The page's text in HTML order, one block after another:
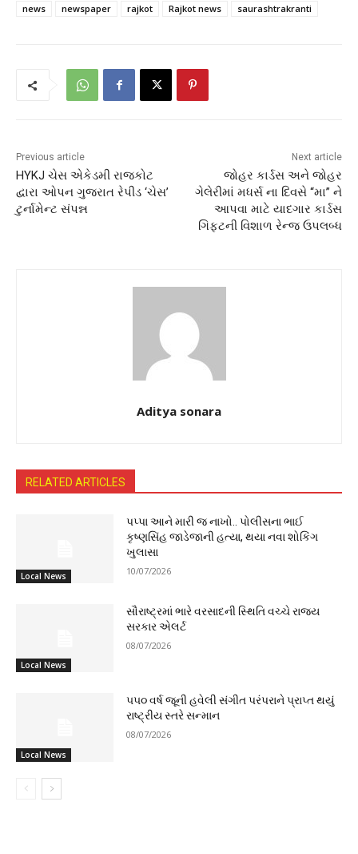
news
newspaper rajkot Rajkot news saurashtrakranti
Previous article
HYKJ ચેસ એકેડમી રાજકોટ
દ્વારા ઓપન ગુજરાત રેપીડ ‘ચેસ’
ટુર્નામેન્ટ સંપન્ન
Next article
જોહર કાર્ડસ અને જોહર
ગેલેરીમાં મધર્સ ના દિવસે “મા” ને
આપવા માટે યાદગાર કાર્ડસ
ગિફ્ટની વિશાળ રેન્જ ઉપલબ્ધ
Aditya sonara
RELATED ARTICLES
Local News
પપ્પા આને મારી જ નાખો.. પોલીસના ભાઈ
કૃષ્ણસિંહ જાડેજાની હત્યા, થયા નવા શોકિંગ
ખુલાસા
10/07/2026
Local News
સૌરાષ્ટ્રમાં ભારે વરસાદની સ્થિતિ વચ્ચે રાજ્ય
સરકાર એલર્ટ
08/07/2026
Local News
૫૫૦ વર્ષ જૂની હવેલી સંગીત પરંપરાને પ્રાપ્ત થયું
રાષ્ટ્રીય સ્તરે સન્માન
08/07/2026